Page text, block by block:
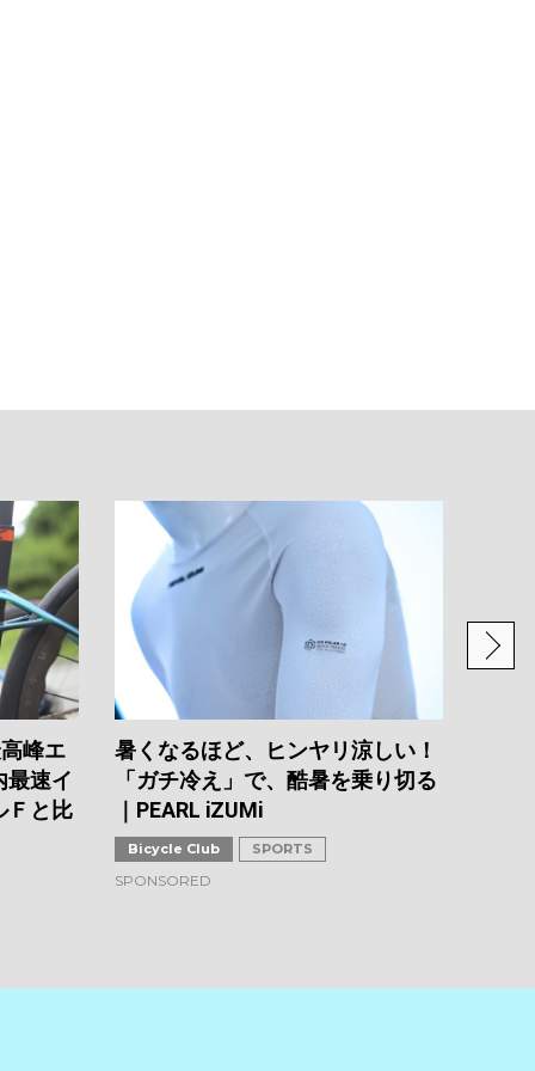
峰エ
最速イ
Ｆと比
暑くなるほど、ヒンヤリ涼しい！
「ガチ冷え」で、酷暑を乗り切る
｜PEARL iZUMi
Bicycle Club SPORTS
SPONSORED
リア
イシ